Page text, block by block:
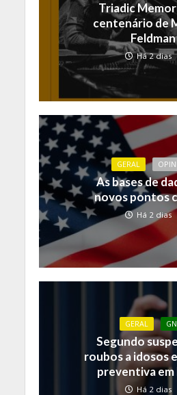
Triadic
centenário de
Feldman
Há 2 dias
GERAL
As bases de
novos pontos
Há 2 dias
GERAL
Segundo
roubos a idosos
preventiva
Há 2 dias